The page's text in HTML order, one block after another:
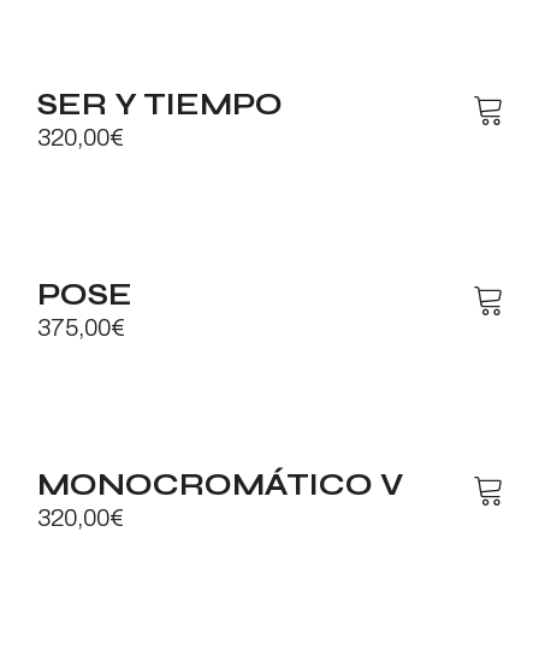
SER Y TIEMPO
320,00€
POSE
375,00€
MONOCROMÁTICO V
320,00€